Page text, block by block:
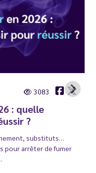
3083
: quelle
?
substituts…
pour arrêter de fumer